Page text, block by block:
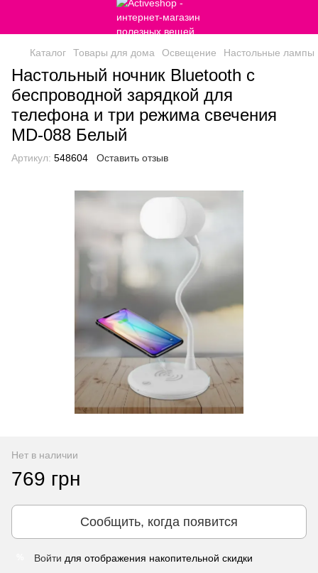
Каталог Товары для дома Освещение Настольные лампы
Настольный ночник Bluetooth с
беспроводной зарядкой для
телефона и три режима свечения
MD-088 Белый
Артикул: 548604 Оставить отзыв
Нет в наличии
769 грн
Сообщить, когда появится
Войти для отображения накопительной скидки